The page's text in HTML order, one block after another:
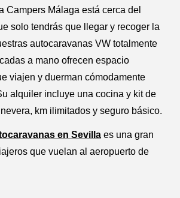
Campers Málaga está cerca del
solo tendrás que llegar y recoger la
autocaravanas VW totalmente
a mano ofrecen espacio
viajen y duerman cómodamente
alquiler incluye una cocina y kit de
km ilimitados y seguro básico.
en Sevilla es una gran
que vuelan al aeropuerto de